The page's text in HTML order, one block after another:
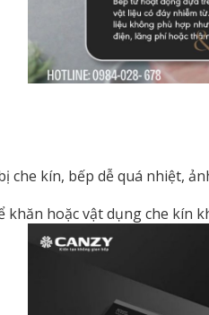
che kín, bếp dễ quá nhiệt,
hoặc vật dụng che kín